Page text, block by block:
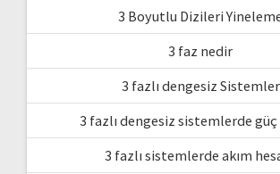
3 Boyutlu Dizileri
3 faz nedir
3 fazlı dengesiz Sistemler
3 fazlı dengesiz sistemlerde güç
3 fazlı sistemlerde akım